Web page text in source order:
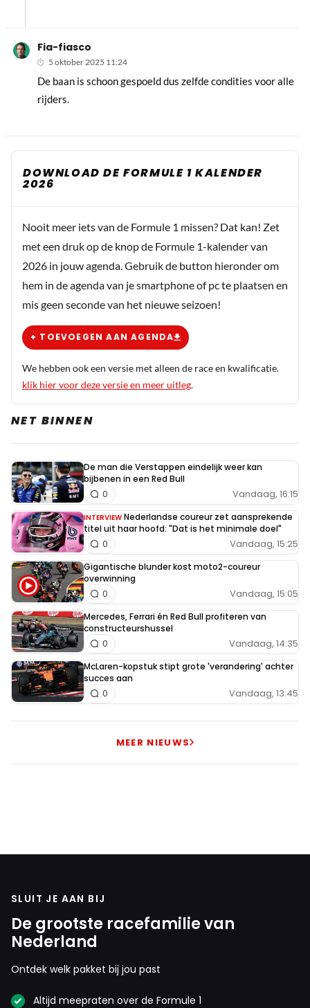
Fia-fiasco
5 oktober 2025 11:24
De baan is schoon gespoeld dus zelfde condities voor alle
rijders.
DOWNLOAD DE FORMULE 1 KALENDER
2026
Nooit meer iets van de Formule 1 missen? Dat kan! Zet
met een druk op de knop de Formule 1-kalender van
2026 in jouw agenda. Gebruik de button hieronder om
hem in de agenda van je smartphone of pc te plaatsen en
mis geen seconde van het nieuwe seizoen!
+ TOEVOEGEN AAN AGENDA
We hebben ook een versie met alleen de race en kwalificatie.
klik hier voor deze versie en meer uitleg.
NET BINNEN
De man die Verstappen eindelijk weer kan
bijbenen in een Red Bull
Vandaag, 16:15
0
INTERVIEW Nederlandse coureur zet aansprekende
titel uit haar hoofd: "Dat is het minimale doel"
Vandaag, 15:25
0
Gigantische blunder kost moto2-coureur
overwinning
Vandaag, 15:05
0
Mercedes, Ferrari én Red Bull profiteren van
constructeurshussel
Vandaag, 14:35
0
McLaren-kopstuk stipt grote 'verandering' achter
succes aan
Vandaag, 13:45
0
MEER NIEUWS
SLUIT JE AAN BIJ
De grootste racefamilie van
Nederland
Ontdek welk pakket bij jou past
Altijd meepraten over de Formule 1